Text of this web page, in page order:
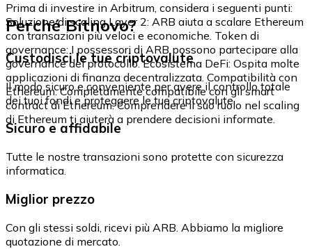
Prima di investire in Arbitrum, considera i seguenti punti:
Soluzione di scaling Layer 2: ARB aiuta a scalare Ethereum
con transazioni più veloci e economiche. Token di
governance: I possessori di ARB possono partecipare alla
governance del protocollo. Ecosistema DeFi: Ospita molte
applicazioni di finanza decentralizzata. Compatibilità con
Ethereum: Completamente compatibile con gli smart
contract di Ethereum. Comprendere il suo ruolo nel scaling
di Ethereum ti aiuterà a prendere decisioni informate.
Perché Bitnovo?
Custodisci le tue criptovalute
Il modo sicuro e conveniente per avere il controllo totale
dei tuoi fondi e proteggere le tue criptovalute.
Sicuro e affidabile
Tutte le nostre transazioni sono protette con sicurezza
informatica.
Miglior prezzo
Con gli stessi soldi, ricevi più ARB. Abbiamo la migliore
quotazione di mercato.